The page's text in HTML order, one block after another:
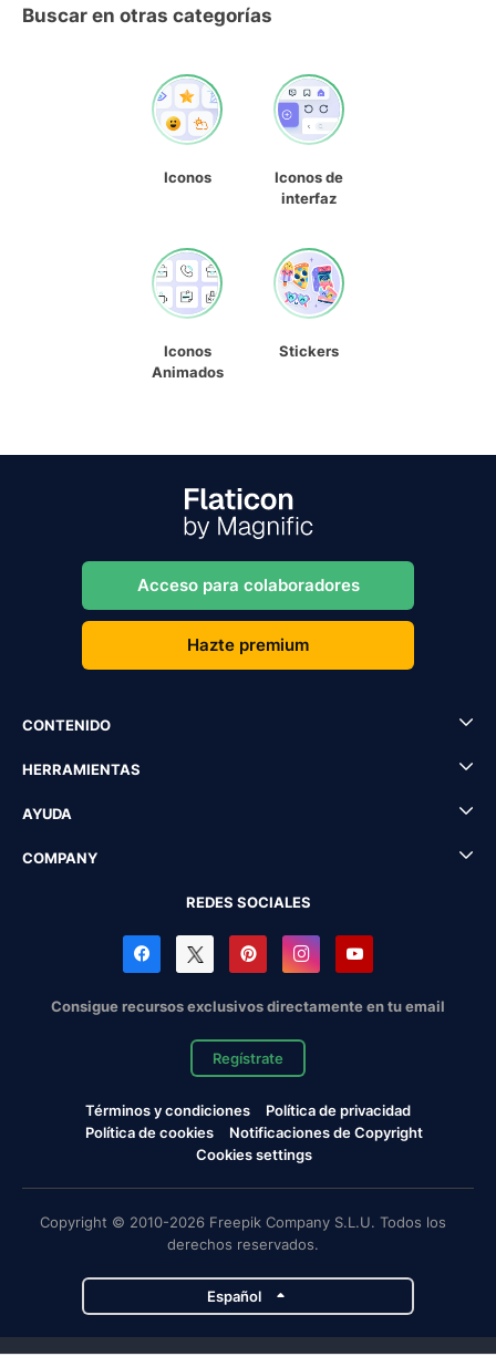
Buscar en otras categorías
Iconos
Iconos de
interfaz
Iconos
Animados
Stickers
Acceso para colaboradores
Hazte premium
CONTENIDO
HERRAMIENTAS
AYUDA
COMPANY
REDES SOCIALES
Consigue recursos exclusivos directamente en tu email
Regístrate
Términos y condiciones
Política de privacidad
Política de cookies
Notificaciones de Copyright
Cookies settings
Copyright © 2010-2026 Freepik Company S.L.U. Todos los
derechos reservados.
Español